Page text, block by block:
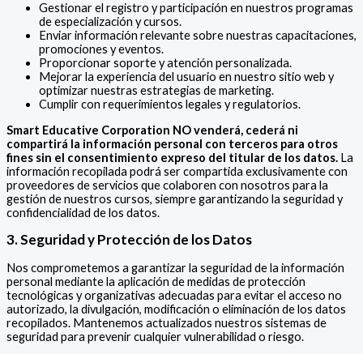
Gestionar el registro y participación en nuestros programas
de especialización y cursos.
Enviar información relevante sobre nuestras capacitaciones,
promociones y eventos.
Proporcionar soporte y atención personalizada.
Mejorar la experiencia del usuario en nuestro sitio web y
optimizar nuestras estrategias de marketing.
Cumplir con requerimientos legales y regulatorios.
Smart Educative Corporation NO venderá, cederá ni
compartirá la información personal con terceros para otros
fines sin el consentimiento expreso del titular de los datos. La
información recopilada podrá ser compartida exclusivamente con
proveedores de servicios que colaboren con nosotros para la
gestión de nuestros cursos, siempre garantizando la seguridad y
confidencialidad de los datos.
3. Seguridad y Protección de los Datos
Nos comprometemos a garantizar la seguridad de la información
personal mediante la aplicación de medidas de protección
tecnológicas y organizativas adecuadas para evitar el acceso no
autorizado, la divulgación, modificación o eliminación de los datos
recopilados. Mantenemos actualizados nuestros sistemas de
seguridad para prevenir cualquier vulnerabilidad o riesgo.